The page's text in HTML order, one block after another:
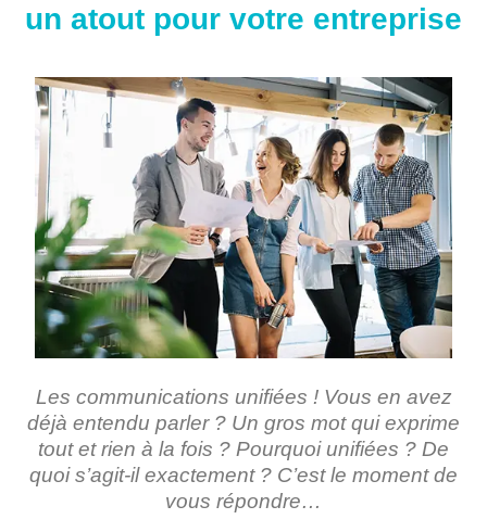
un atout pour votre entreprise
Les communications unifiées ! Vous en avez
déjà entendu parler ? Un gros mot qui exprime
tout et rien à la fois ? Pourquoi unifiées ? De
quoi s’agit-il exactement ? C’est le moment de
vous répondre…